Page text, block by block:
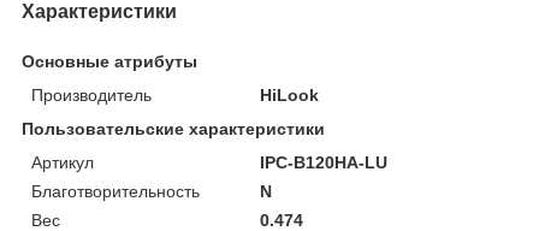
Характеристики
Основные атрибуты
Производитель
HiLook
Пользовательские характеристики
Артикул
IPC-B120HA-LU
Благотворительность
N
Вес
0.474